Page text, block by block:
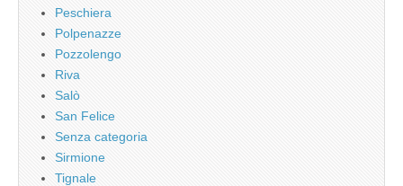
Peschiera
Polpenazze
Pozzolengo
Riva
Salò
San Felice
Senza categoria
Sirmione
Tignale